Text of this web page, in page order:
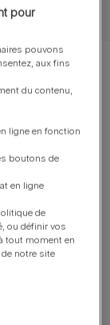
One® il faut
Puis,
il vous faudra
recrutement.
pour
pouvons
aux fins
du contenu,
ligne en fonction
boutons de
en ligne
de
ou définir vos
tout moment en
notre site